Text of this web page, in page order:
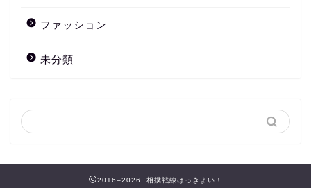
ファッション
未分類
2016–2026 相撲戦線はっきよい！